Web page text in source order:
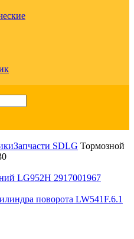
Запчасти SDLG Тормозной
LG952H 2917001967
поворота LW541F.6.1